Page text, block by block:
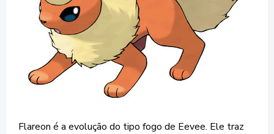
Flareon é a evolução do tipo fogo de Eevee. Ele traz